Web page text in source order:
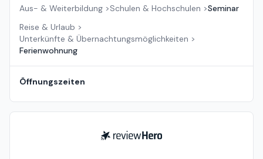
Aus- & Weiterbildung >Schulen & Hochschulen >Seminar
Reise & Urlaub >
Unterkünfte & Übernachtungsmöglichkeiten >
Ferienwohnung
Öffnungszeiten
ReviewHero